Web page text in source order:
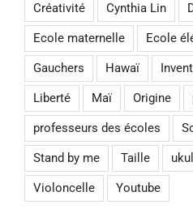
Créativité Cynthia Lin
Ecole maternelle Ecole
Gauchers Hawaï
Liberté Maï Origine
professeurs des écoles
Stand by me Taille
Violoncelle Youtube